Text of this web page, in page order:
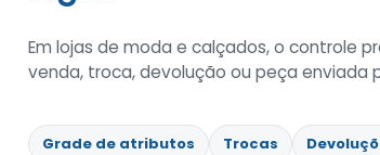
Em lojas de moda e calçados, o controle
venda, troca, devolução ou peça enviada
Grade de atributos Trocas